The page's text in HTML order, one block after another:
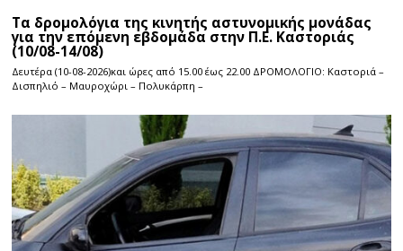
Τα δρομολόγια της κινητής αστυνομικής μονάδας
για την επόμενη εβδομάδα στην Π.Ε. Καστοριάς
(10/08-14/08)
Δευτέρα (10-08-2026)και ώρες από 15.00 έως 22.00 ΔΡΟΜΟΛΟΓΙΟ: Καστοριά –
Δισπηλιό – Μαυροχώρι – Πολυκάρπη –